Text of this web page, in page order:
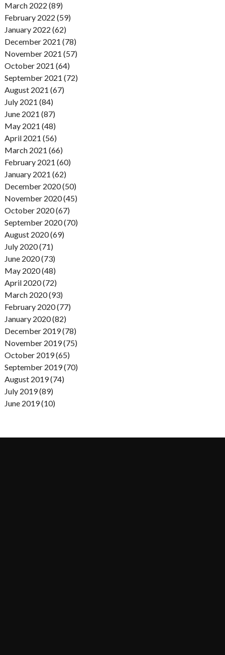
March 2022 (89)
February 2022 (59)
January 2022 (62)
December 2021 (78)
November 2021 (57)
October 2021 (64)
September 2021 (72)
August 2021 (67)
July 2021 (84)
June 2021 (87)
May 2021 (48)
April 2021 (56)
March 2021 (66)
February 2021 (60)
January 2021 (62)
December 2020 (50)
November 2020 (45)
October 2020 (67)
September 2020 (70)
August 2020 (69)
July 2020 (71)
June 2020 (73)
May 2020 (48)
April 2020 (72)
March 2020 (93)
February 2020 (77)
January 2020 (82)
December 2019 (78)
November 2019 (75)
October 2019 (65)
September 2019 (70)
August 2019 (74)
July 2019 (89)
June 2019 (10)